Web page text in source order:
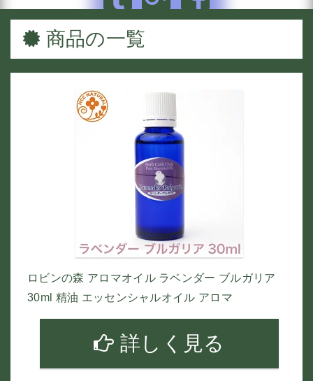
商品の一覧
ロビンの森 アロマオイル ラベンダー ブルガリア
30ml 精油 エッセンシャルオイル アロマ
詳しく見る